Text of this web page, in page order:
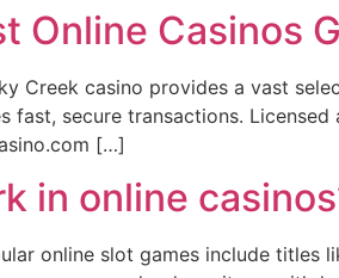
Online Casinos
Creek casino provides a vast
fast, secure transactions.
[…]
in online
online slot games include titles